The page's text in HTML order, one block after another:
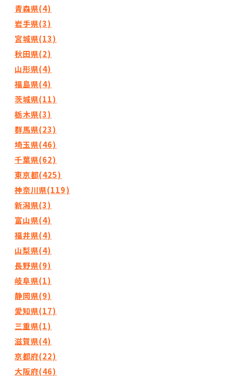
青森県(4)
岩手県(3)
宮城県(13)
秋田県(2)
山形県(4)
福島県(4)
茨城県(11)
栃木県(3)
群馬県(23)
埼玉県(46)
千葉県(62)
東京都(425)
神奈川県(119)
新潟県(3)
富山県(4)
福井県(4)
山梨県(4)
長野県(9)
岐阜県(1)
静岡県(9)
愛知県(17)
三重県(1)
滋賀県(4)
京都府(22)
大阪府(46)